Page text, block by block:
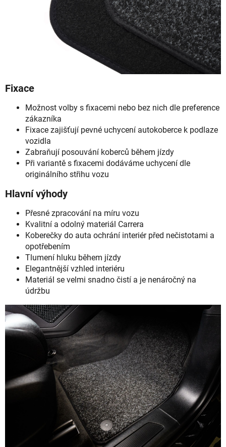
Fixace
Možnost volby s fixacemi nebo bez nich dle preference
zákazníka
Fixace zajišťují pevné uchycení autokoberce k podlaze
vozidla
Zabraňují posouvání koberců během jízdy
Při variantě s fixacemi dodáváme uchycení dle
originálního střihu vozu
Hlavní výhody
Přesné zpracování na míru vozu
Kvalitní a odolný materiál Carrera
Koberečky do auta ochrání interiér před nečistotami a
opotřebením
Tlumení hluku během jízdy
Elegantnější vzhled interiéru
Materiál se velmi snadno čistí a je nenáročný na
údržbu